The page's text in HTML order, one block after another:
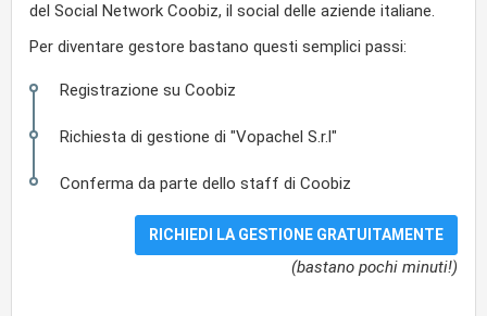
del Social Network Coobiz, il social delle aziende italiane.
Per diventare gestore bastano questi semplici passi:
Registrazione su Coobiz
Richiesta di gestione di "Vopachel S.r.l"
Conferma da parte dello staff di Coobiz
(bastano pochi minuti!)